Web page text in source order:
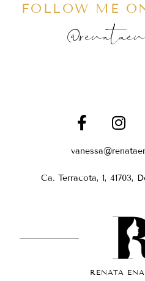
FOLLOW ME
Ca. Terracota, 1, 41703,
RENATA